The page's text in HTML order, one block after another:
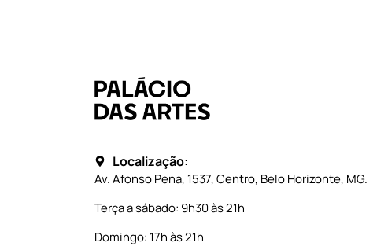
Localização:
Av. Afonso Pena, 1537, Centro, Belo Horizonte, MG.
Terça a sábado: 9h30 às 21h
Domingo: 17h às 21h